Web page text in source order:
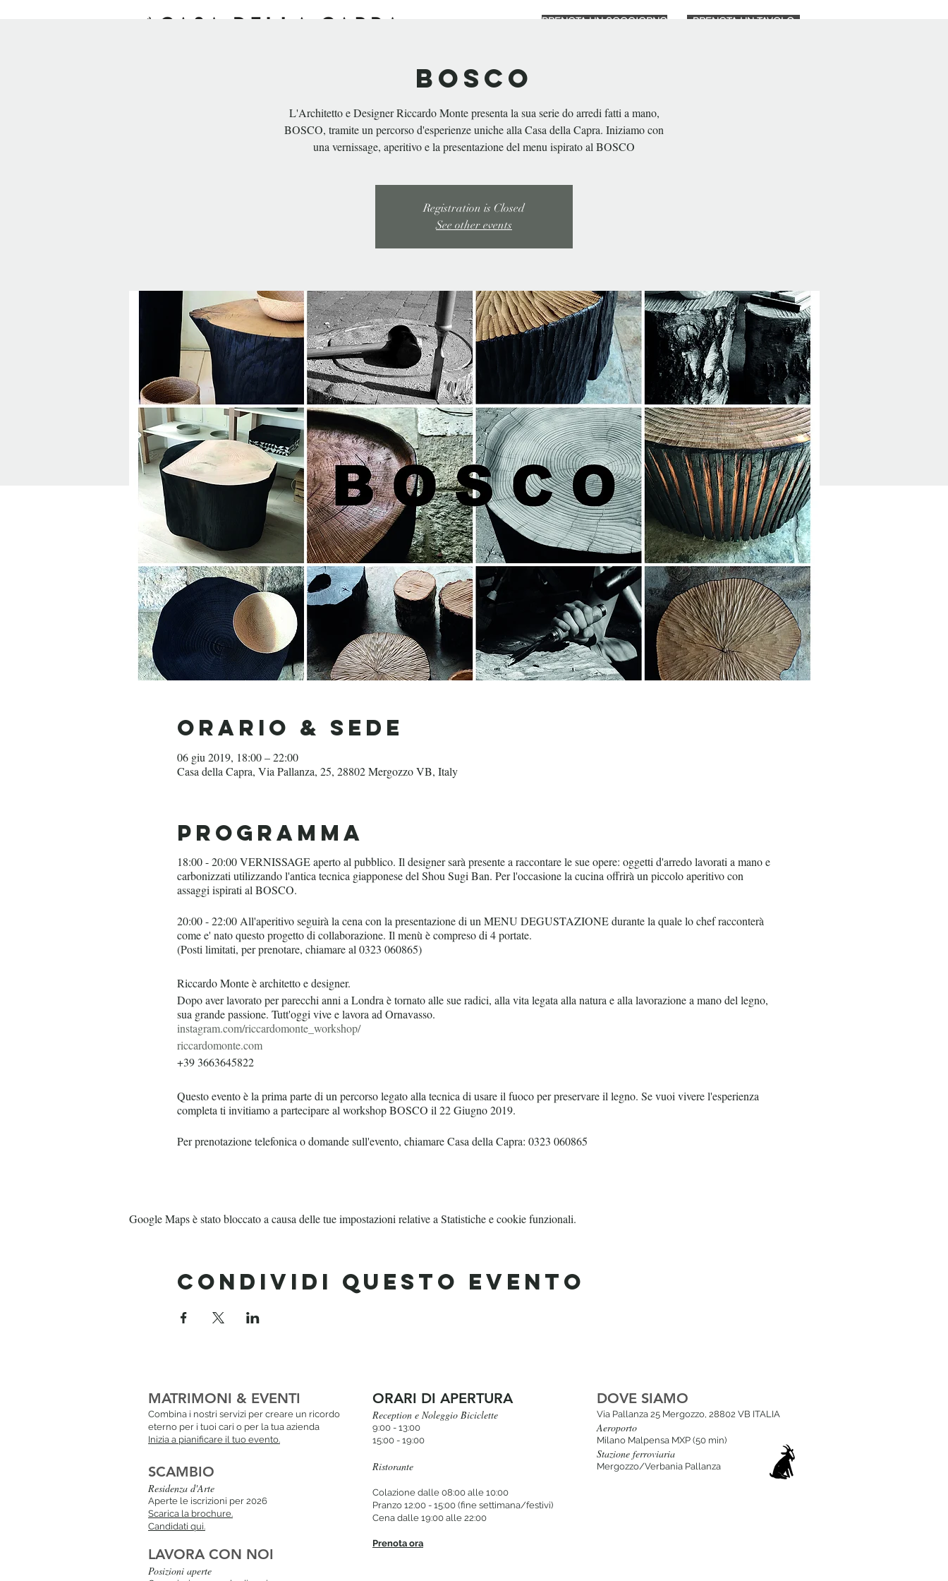
PRENOTA UN SOGGIORNO PRENOTA UN TAVOLO
BOSCO
L'Architetto e Designer Riccardo Monte presenta la sua serie do arredi fatti a mano,
BOSCO, tramite un percorso d'esperienze uniche alla Casa della Capra. Iniziamo con
una vernissage, aperitivo e la presentazione del menu ispirato al BOSCO
Registration is Closed
See other events
Orario & Sede
06 giu 2019, 18:00 – 22:00
Casa della Capra, Via Pallanza, 25, 28802 Mergozzo VB, Italy
Programma
18:00 - 20:00 VERNISSAGE aperto al pubblico. Il designer sarà presente a raccontare le sue opere: oggetti d'arredo lavorati a mano e
carbonizzati utilizzando l'antica tecnica giapponese del Shou Sugi Ban. Per l'occasione la cucina offrirà un piccolo aperitivo con
assaggi ispirati al BOSCO.
20:00 - 22:00 All'aperitivo seguirà la cena con la presentazione di un MENU DEGUSTAZIONE durante la quale lo chef racconterà
come e' nato questo progetto di collaborazione. Il menù è compreso di 4 portate.
(Posti limitati, per prenotare, chiamare al 0323 060865)
Riccardo Monte è architetto e designer.
Dopo aver lavorato per parecchi anni a Londra è tornato alle sue radici, alla vita legata alla natura e alla lavorazione a mano del legno,
sua grande passione. Tutt'oggi vive e lavora ad Ornavasso.
instagram.com/riccardomonte_workshop/
riccardomonte.com
+39 3663645822
Questo evento è la prima parte di un percorso legato alla tecnica di usare il fuoco per preservare il legno. Se vuoi vivere l'esperienza
completa ti invitiamo a partecipare al workshop BOSCO il 22 Giugno 2019.
Per prenotazione telefonica o domande sull'evento, chiamare Casa della Capra: 0323 060865
Google Maps è stato bloccato a causa delle tue impostazioni relative a Statistiche e cookie funzionali.
Condividi questo evento
MATRIMONI & EVENTI
Combina i nostri servizi per creare un ricordo
eterno per i tuoi cari o per la tua azienda
Inizia a pianificare il tuo evento.
SCAMBIO
Residenza d'Arte
Aperte le iscrizioni per 2026
Scarica la brochure.
Candidati qui.
LAVORA CON NOI
Posizioni aperte
ORARI DI APERTURA
Reception e Noleggio Biciclette
9:00 - 13:00
15:00 - 19:00
Ristorante
Colazione dalle 08:00 alle 10:00
Pranzo 12:00 - 15:00 (fine settimana/festivi)
Cena dalle 19:00 alle 22:00
Prenota ora
DOVE SIAMO
Via Pallanza 25 Mergozzo, 28802 VB ITALIA
Aeroporto
Milano Malpensa MXP (50 min)
Stazione ferroviaria
Mergozzo/Verbania Pallanza